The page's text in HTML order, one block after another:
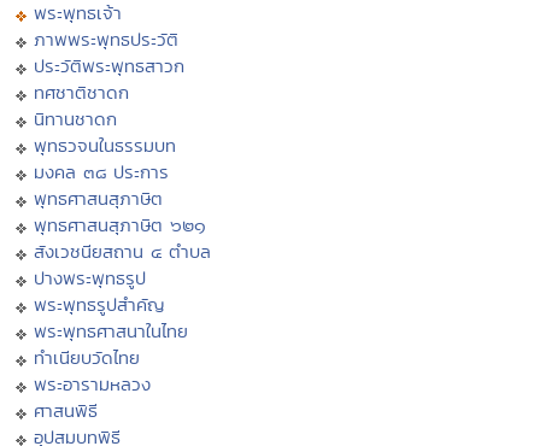
พระพุทธเจ้า
ภาพพระพุทธประวัติ
ประวัติพระพุทธสาวก
ทศชาติชาดก
นิทานชาดก
พุทธวจนในธรรมบท
มงคล ๓๘ ประการ
พุทธศาสนสุภาษิต
พุทธศาสนสุภาษิต ๖๒๑
สังเวชนียสถาน ๔ ตำบล
ปางพระพุทธรูป
พระพุทธรูปสำคัญ
พระพุทธศาสนาในไทย
ทำเนียบวัดไทย
พระอารามหลวง
ศาสนพิธี
อุปสมบทพิธี